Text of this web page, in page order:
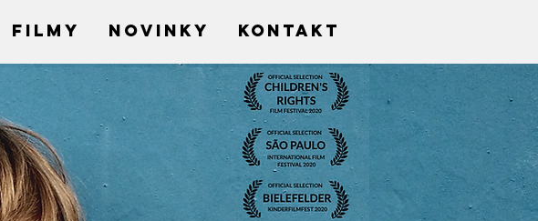
FILMY NOVINKY KONTAKT
Crystal Bear
Winner
Crystal Bear
Winner